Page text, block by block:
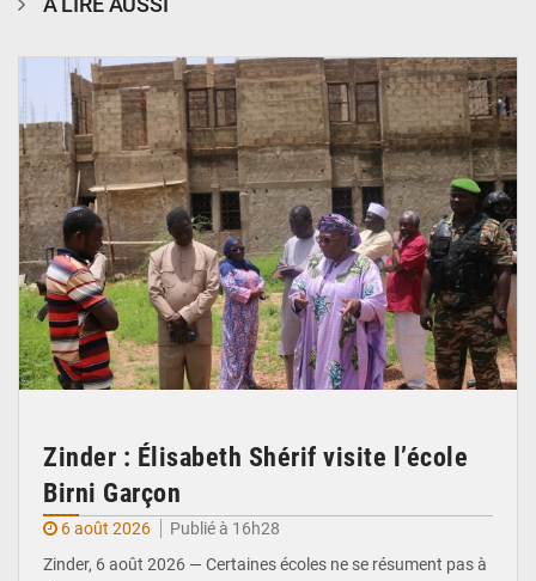
Zinder : Élisabeth Shérif visite l’école
Birni Garçon
6 août 2026
Publié à 16h28
Zinder, 6 août 2026 — Certaines écoles ne se résument pas à